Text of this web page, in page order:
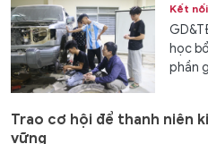
Kết nối
học
phần
Trao cơ hội để thanh niên
vững